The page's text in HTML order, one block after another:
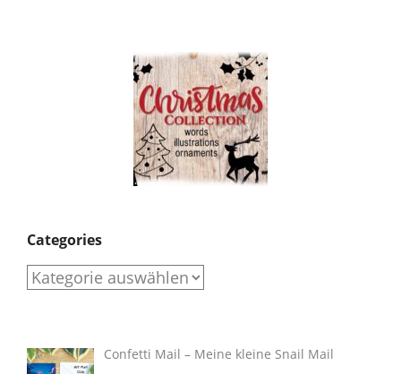
Categories
Categories
Confetti Mail – Meine kleine Snail Mail